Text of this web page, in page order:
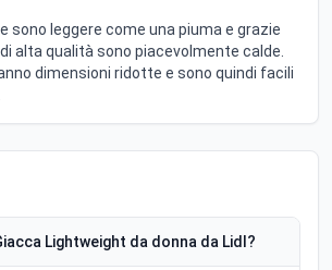
sono leggere come una piuma e grazie
alta qualità sono piacevolmente calde.
dimensioni ridotte e sono quindi facili
Lightweight da donna da Lidl?